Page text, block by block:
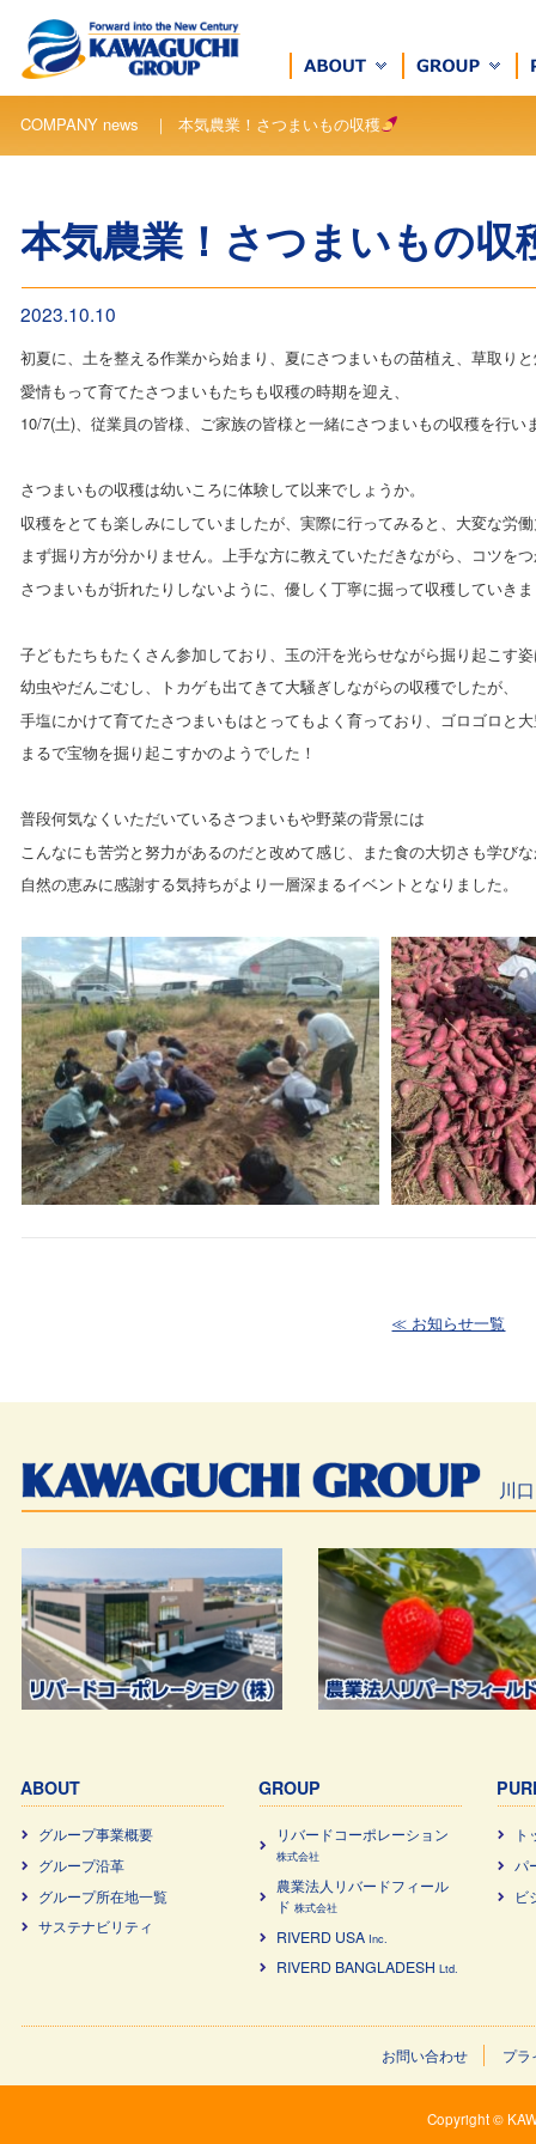
COMPANY news ｜ 本気農業！さつまいもの収穫
本気農業！さつまいもの収
2023.10.10
初夏に、土を整える作業から始まり、夏にさつまいもの苗植え、草取り
愛情もって育てたさつまいもたちも収穫の時期を迎え、
10/7(土)、従業員の皆様、ご家族の皆様と一緒にさつまいもの収穫を行い
さつまいもの収穫は幼いころに体験して以来でしょうか。
収穫をとても楽しみにしていましたが、実際に行ってみると、大変な労
まず掘り方が分かりません。上手な方に教えていただきながら、コツを
さつまいもが折れたりしないように、優しく丁寧に掘って収穫していき
子どもたちもたくさん参加しており、玉の汗を光らせながら掘り起こす
幼虫やだんごむし、トカゲも出てきて大騒ぎしながらの収穫でしたが、
手塩にかけて育てたさつまいもはとってもよく育っており、ゴロゴロと
まるで宝物を掘り起こすかのようでした！
普段何気なくいただいているさつまいもや野菜の背景には
こんなにも苦労と努力があるのだと改めて感じ、また食の大切さも学び
自然の恵みに感謝する気持ちがより一層深まるイベントとなりました。
≪ お知らせ一覧
川
ABOUT
グループ事業概要
グループ沿革
グループ所在地一覧
サステナビリティ
GROUP
リバードコーポレーション
株式会社
農業法⼈リバードフィール
ド 株式会社
RIVERD USA Inc.
RIVERD BANGLADESH Ltd.
パ
ビ
お問い合わせ プラ
Copyright ©